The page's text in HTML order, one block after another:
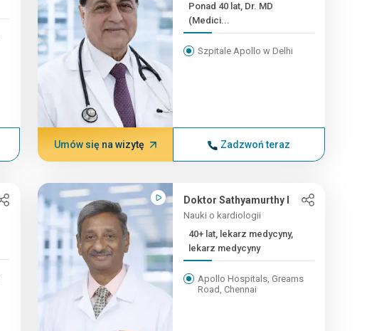
Ponad 40 lat, Dr. MD
(Medici...
Szpitale Apollo w Delhi
Umów się na wizytę Zadzwoń teraz
Doktor Sathyamurthy I
Nauki o kardiologii
40+ lat, lekarz medycyny,
lekarz medycyny
Apollo Hospitals, Greams
Road, Chennai